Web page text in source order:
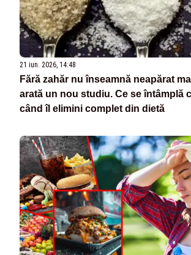
21 iun. 2026, 14:48
Fără zahăr nu înseamnă neapărat
arată un nou studiu. Ce se întâmplă
când îl elimini complet din dietă